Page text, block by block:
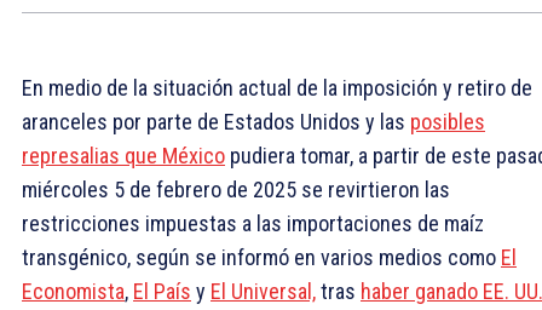
En medio de la situación actual de la imposición y retiro de
aranceles por parte de Estados Unidos y las posibles
represalias que México pudiera tomar, a partir de este
miércoles 5 de febrero de 2025 se revirtieron las
restricciones impuestas a las importaciones de maíz
transgénico, según se informó en varios medios como El
Economista, El País y El Universal,tras haber ganado EE.